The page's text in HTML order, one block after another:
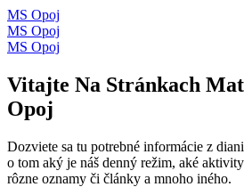
MS Opoj
MS Opoj
MS Opoj
Vitajte Na Stránkach
Opoj
Dozviete sa tu potrebné informácie z
o tom aký je náš denný režim, aké
rôzne oznamy či články a mnoho iného.